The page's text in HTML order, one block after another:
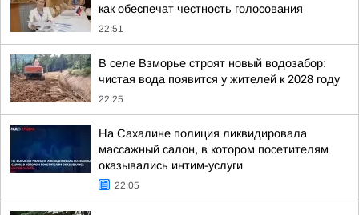
как обеспечат честность голосования
22:51
В селе Взморье строят новый водозабор:
чистая вода появится у жителей к 2028 году
22:25
На Сахалине полиция ликвидировала
массажный салон, в котором посетителям
оказывались интим-услуги
22:05